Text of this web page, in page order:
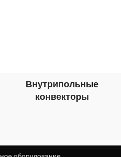
Внутрипольные
конвекторы